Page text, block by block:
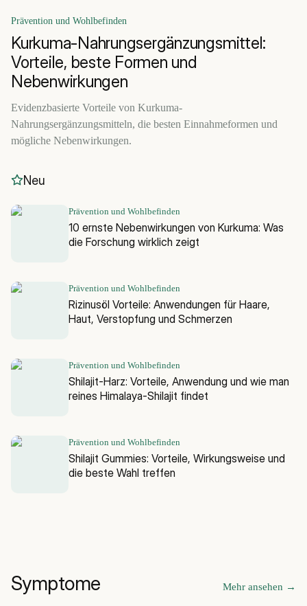
Prävention und Wohlbefinden
Kurkuma-Nahrungsergänzungsmittel:
Vorteile, beste Formen und
Nebenwirkungen
Evidenzbasierte Vorteile von Kurkuma-
Nahrungsergänzungsmitteln, die besten Einnahmeformen und
mögliche Nebenwirkungen.
Neu
Prävention und Wohlbefinden
10 ernste Nebenwirkungen von Kurkuma: Was
die Forschung wirklich zeigt
Prävention und Wohlbefinden
Rizinusöl Vorteile: Anwendungen für Haare,
Haut, Verstopfung und Schmerzen
Prävention und Wohlbefinden
Shilajit-Harz: Vorteile, Anwendung und wie man
reines Himalaya-Shilajit findet
Prävention und Wohlbefinden
Shilajit Gummies: Vorteile, Wirkungsweise und
die beste Wahl treffen
Symptome Mehr ansehen →